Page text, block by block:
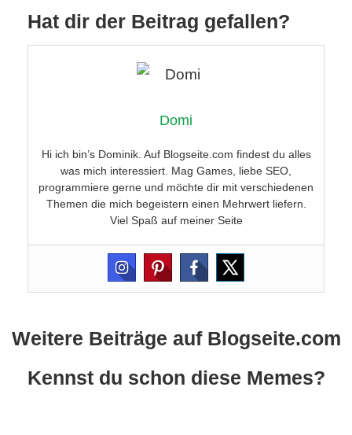
Hat dir der Beitrag gefallen?
Domi
Hi ich bin’s Dominik. Auf Blogseite.com findest du alles
was mich interessiert. Mag Games, liebe SEO,
programmiere gerne und möchte dir mit verschiedenen
Themen die mich begeistern einen Mehrwert liefern.
Viel Spaß auf meiner Seite
Weitere Beiträge auf Blogseite.com
Kennst du schon diese Memes?